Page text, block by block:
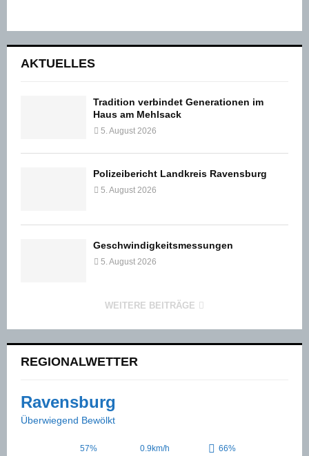
AKTUELLES
Tradition verbindet Generationen im
Haus am Mehlsack
5. August 2026
Polizeibericht Landkreis Ravensburg
5. August 2026
Geschwindigkeitsmessungen
5. August 2026
WEITERE BEITRÄGE
REGIONALWETTER
Ravensburg
Überwiegend Bewölkt
57% 0.9km/h 66%